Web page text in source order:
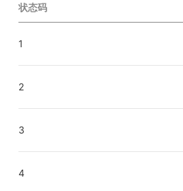
状态码
1
2
3
4